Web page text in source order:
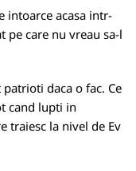
intoarce acasa intr-
pe care nu vreau sa-l
daca o fac. Ce
cand lupti in
traiesc la nivel de Ev